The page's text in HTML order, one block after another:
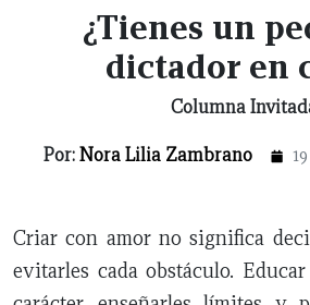
NUEVO
TAMAULIPAS
COAHUILA
NACIONAL
INTERNACIONAL
FINANZAS
OPINIÓN
DEPORTES
ESPECTÁCULOS
TENDENCIA
ESTILO
PODCAST
CONTACTO
NEWSLETTER
HEMEROTECA
SUPLEMENTOS
¿Tienes un
dictador en
Columna
Por:Nora Lilia Zambrano
Criar con amor no significa
evitarles cada obstáculo.